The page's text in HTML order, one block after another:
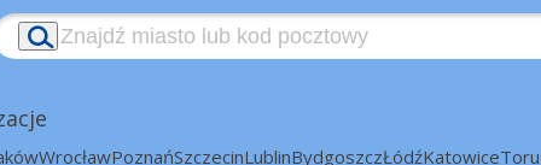
WrocławPoznańSzczecinLublinBydgoszczŁódźKatowice